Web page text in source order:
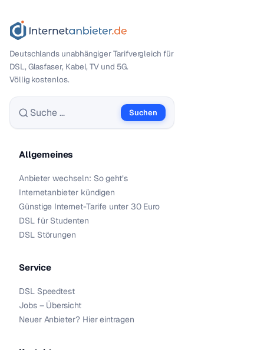
Deutschlands unabhängiger Tarif­vergleich für
DSL, Glasfaser, Kabel, TV und 5G.
Völlig kostenlos.
Suche nach:
Suchen
Allgemeines
Anbieter wechseln: So geht’s
Internetanbieter kündigen
Günstige Internet-Tarife unter 30 Euro
DSL für Studenten
DSL Störungen
Service
DSL Speedtest
Jobs – Übersicht
Neuer Anbieter? Hier eintragen